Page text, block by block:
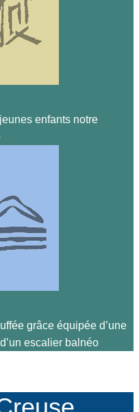
enfants notre
grâce équipée d’une
escalier balnéo